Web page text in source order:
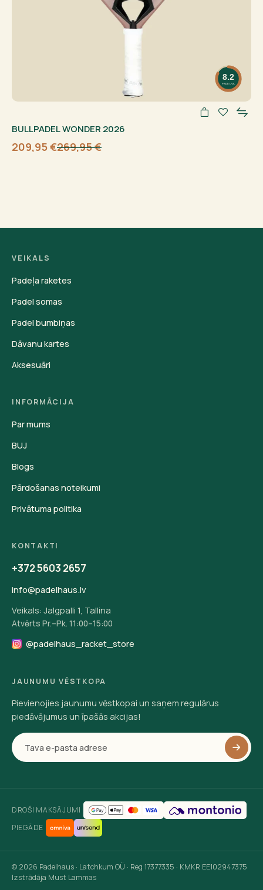
8.2
PADELFUL
BULLPADEL WONDER 2026
269,95€
Sākotnējā
209,95€
Current
VEIKALS
Padeļa raketes
Padel somas
Padel bumbiņas
Dāvanu kartes
Aksesuāri
INFORMĀCIJA
Par mums
BUJ
Blogs
Pārdošanas noteikumi
Privātuma politika
KONTAKTI
+372 5603 2657
info@padelhaus.lv
Veikals: Jalgpalli 1, Tallina
Atvērts Pr.–Pk. 11:00–15:00
@padelhaus_racket_store
JAUNUMU VĒSTKOPA
Pievienojies jaunumu vēstkopai un saņem regulārus
piedāvājumus un īpašās akcijas!
DROŠI MAKSĀJUMI
PIEGĀDE
© 2026 Padelhaus · Latchkum OÜ · Reg 17377335 · KMKR EE102947375
Izstrādāja Must Lammas